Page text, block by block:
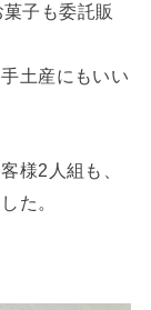
子も委託販
土産にもいい
様2人組も、
た。